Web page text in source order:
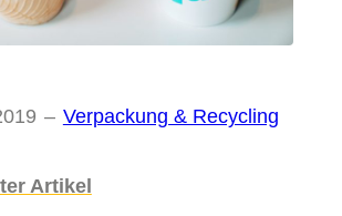
– Verpackung & Recycling
Artikel